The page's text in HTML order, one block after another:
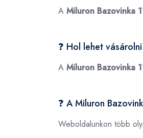
A Miluron Bazovinka
❓ Hol lehet
A Miluron Bazovinka
❓ A Miluron
Weboldalunkon több